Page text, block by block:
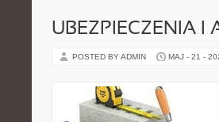
UBEZPIECZENIA I
POSTED BY ADMIN MAJ - 21 -